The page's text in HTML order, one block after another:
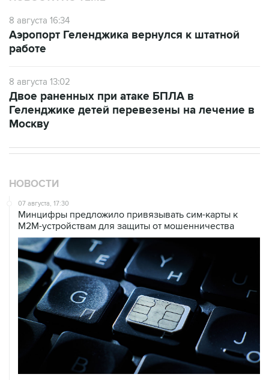
8 августа 16:34
Аэропорт Геленджика вернулся к штатной
работе
8 августа 13:02
Двое раненных при атаке БПЛА в
Геленджике детей перевезены на лечение в
Москву
НОВОСТИ
07 августа, 17:30
Минцифры предложило привязывать сим-карты к
M2M-устройствам для защиты от мошенничества